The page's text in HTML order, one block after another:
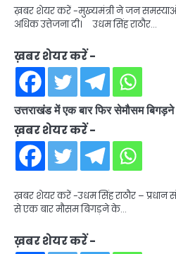
ख़बर शेयर करें -मुख्यमंत्री ने जन
अधिक उत्तेजना दी। उधम सिंह राठौर…
ख़बर शेयर करें -
उत्तराखंड में एक बार फिर सेमौसम
ख़बर शेयर करें -
ख़बर शेयर करें -उधम सिंह राठौर – प्रधान
से एक बार मौसम बिगड़ने के…
ख़बर शेयर करें -